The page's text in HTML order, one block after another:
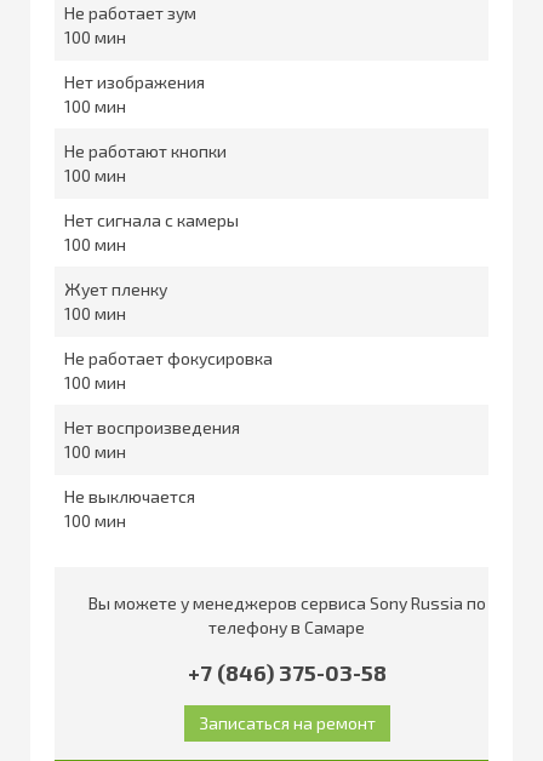
Не работает зум
100
Нет изображения
100
Не работают кнопки
100
Нет сигнала с камеры
100
Жует пленку
100
Не работает фокусировка
100
Нет воспроизведения
100
Не выключается
100
Вы можете у менеджеров сервиса Sony Russia по
телефону в Самаре
+7 (846) 375-03-58